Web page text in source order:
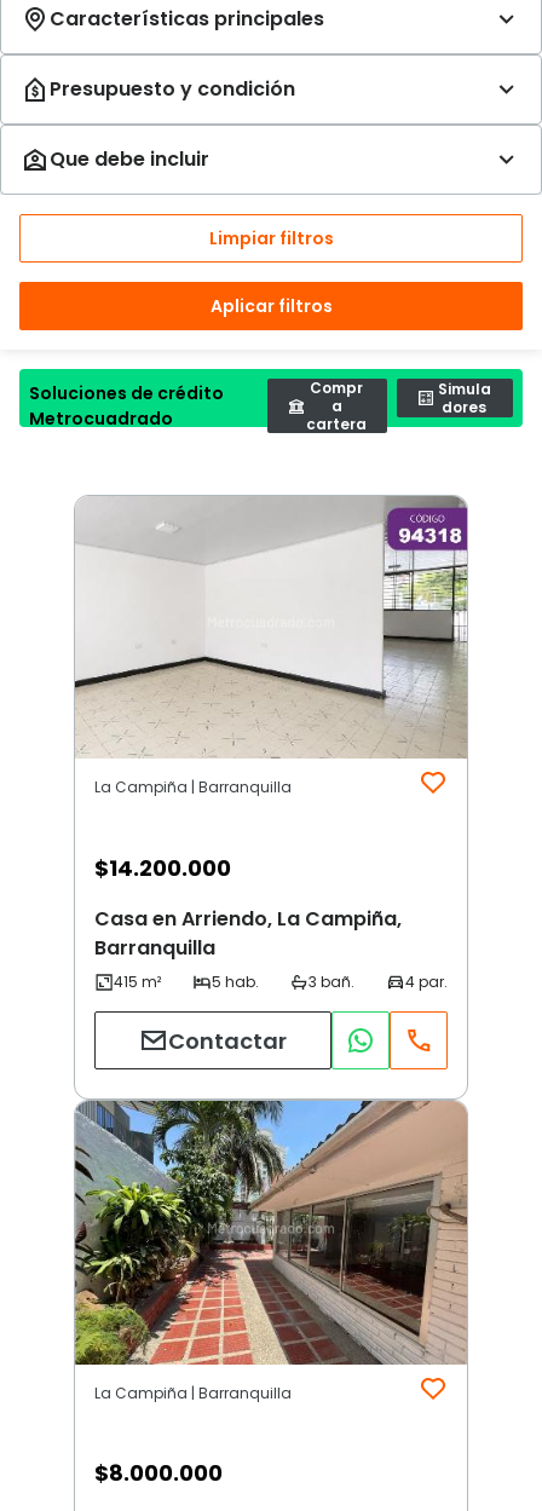
Limpiar filtros
Aplicar filtros
Soluciones de crédito
Metrocuadrado
Compr
a
cartera
Simula
dores
La Campiña | Barranquilla
$14.200.000
Casa en Arriendo, La Campiña,
Barranquilla
Contactar
La Campiña | Barranquilla
$8.000.000